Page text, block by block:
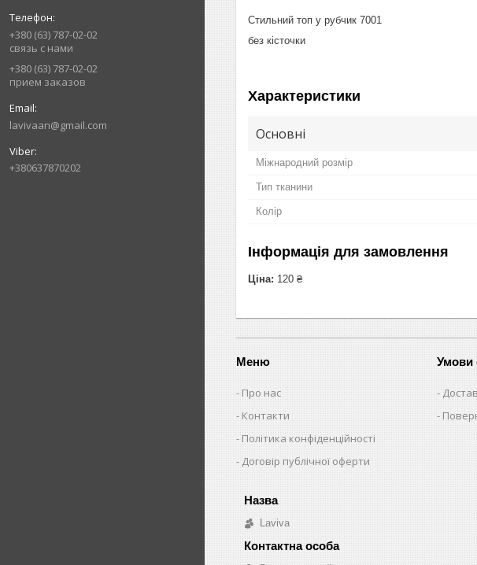
+380 (63) 787-02-02
связь с нами
+380 (63) 787-02-02
прием заказов
lavivaan@gmail.com
+380637870202
Стильний топ у рубчик 7001
без кісточки
Характеристики
Основні
Міжнародний розмір
Тип тканини
Колір
Інформація для замовлення
Ціна: 120 ₴
Меню
Про нас
Контакти
Політика конфіденційності
Договір публічної оферти
Умови
Laviva